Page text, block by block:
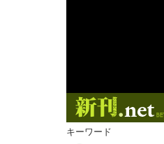
キーワード